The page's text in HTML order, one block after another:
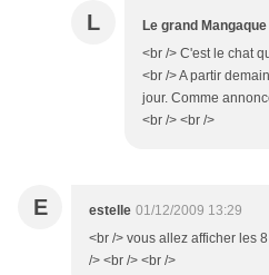
L Le grand Mangaque
<br /> C'est le chat
<br /> A partir
jour. Comme
<br /> <br />
E estelle 01/12/2009 13:29
<br /> vous allez afficher les
/> <br /> <br />